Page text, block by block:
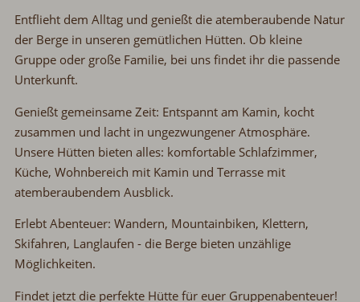
Entflieht dem Alltag und genießt die atemberaubende Natur
der Berge in unseren gemütlichen Hütten. Ob kleine
Gruppe oder große Familie, bei uns findet ihr die passende
Unterkunft.
Genießt gemeinsame Zeit: Entspannt am Kamin, kocht
zusammen und lacht in ungezwungener Atmosphäre.
Unsere Hütten bieten alles: komfortable Schlafzimmer,
Küche, Wohnbereich mit Kamin und Terrasse mit
atemberaubendem Ausblick.
Erlebt Abenteuer: Wandern, Mountainbiken, Klettern,
Skifahren, Langlaufen - die Berge bieten unzählige
Möglichkeiten.
Findet jetzt die perfekte Hütte für euer Gruppenabenteuer!